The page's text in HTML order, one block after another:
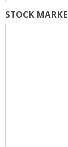
STOCK